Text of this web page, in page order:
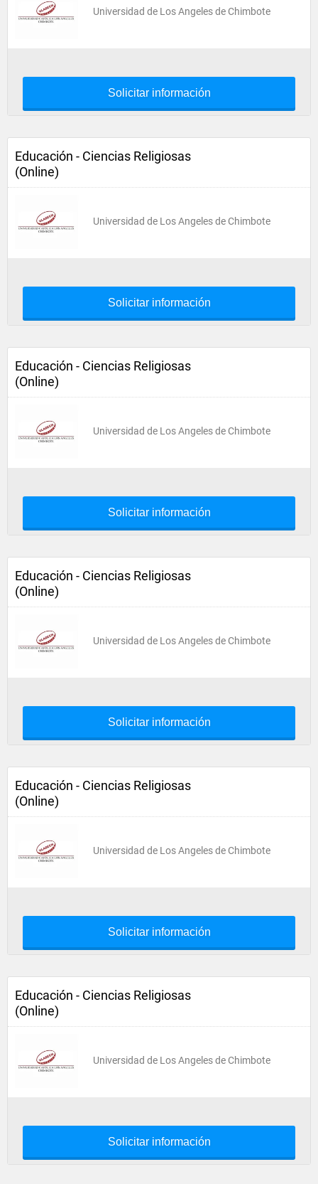
Universidad de Los Angeles de Chimbote
Solicitar información
Educación - Ciencias Religiosas
(Online)
Universidad de Los Angeles de Chimbote
Solicitar información
Educación - Ciencias Religiosas
(Online)
Universidad de Los Angeles de Chimbote
Solicitar información
Educación - Ciencias Religiosas
(Online)
Universidad de Los Angeles de Chimbote
Solicitar información
Educación - Ciencias Religiosas
(Online)
Universidad de Los Angeles de Chimbote
Solicitar información
Educación - Ciencias Religiosas
(Online)
Universidad de Los Angeles de Chimbote
Solicitar información